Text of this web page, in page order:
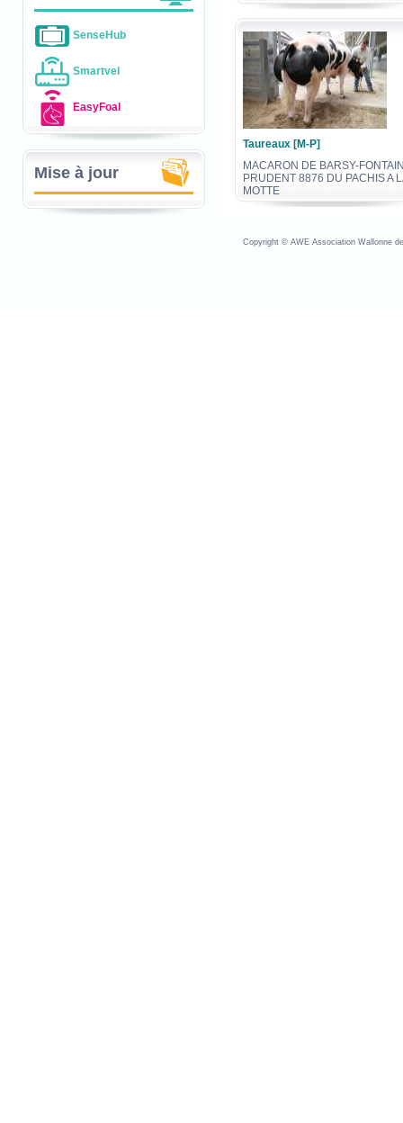
SenseHub
Smartvel
EasyFoal
Mise à jour
Taureaux [M-P]
MACARON DE BARSY-
PRUDENT 8876 DU PACHIS A
MOTTE
Copyright © AWE Association Wallonne